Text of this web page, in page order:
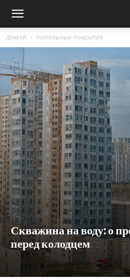
Домой Напольные покрытия
Скважина на воду: о
перед колодцем